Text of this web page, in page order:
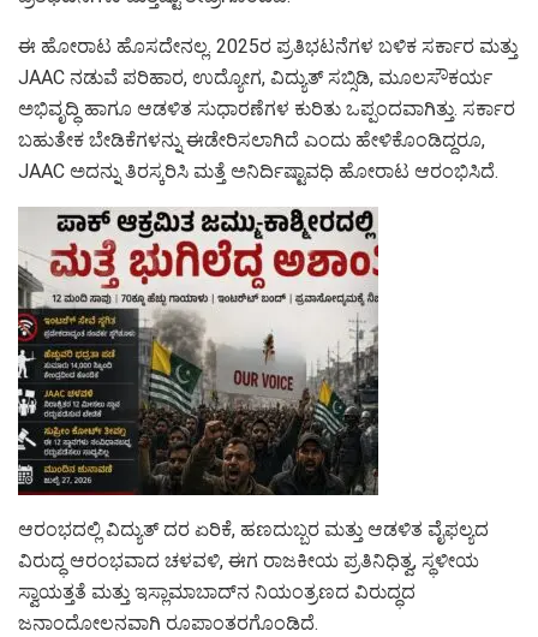
ಈ ಹೋರಾಟ ಹೊಸದೇನಲ್ಲ. 2025ರ ಪ್ರತಿಭಟನೆಗಳ ಬಳಿಕ ಸರ್ಕಾರ ಮತ್ತು
JAAC ನಡುವೆ ಪರಿಹಾರ, ಉದ್ಯೋಗ, ವಿದ್ಯುತ್ ಸಬ್ಸಿಡಿ, ಮೂಲಸೌಕರ್ಯ
ಅಭಿವೃದ್ಧಿ ಹಾಗೂ ಆಡಳಿತ ಸುಧಾರಣೆಗಳ ಕುರಿತು ಒಪ್ಪಂದವಾಗಿತ್ತು. ಸರ್ಕಾರ
ಬಹುತೇಕ ಬೇಡಿಕೆಗಳನ್ನು ಈಡೇರಿಸಲಾಗಿದೆ ಎಂದು ಹೇಳಿಕೊಂಡಿದ್ದರೂ,
JAAC ಅದನ್ನು ತಿರಸ್ಕರಿಸಿ ಮತ್ತೆ ಅನಿರ್ದಿಷ್ಟಾವಧಿ ಹೋರಾಟ ಆರಂಭಿಸಿದೆ.
ಆರಂಭದಲ್ಲಿ ವಿದ್ಯುತ್ ದರ ಏರಿಕೆ, ಹಣದುಬ್ಬರ ಮತ್ತು ಆಡಳಿತ ವೈಫಲ್ಯದ
ವಿರುದ್ಧ ಆರಂಭವಾದ ಚಳವಳಿ, ಈಗ ರಾಜಕೀಯ ಪ್ರತಿನಿಧಿತ್ವ, ಸ್ಥಳೀಯ
ಸ್ವಾಯತ್ತತೆ ಮತ್ತು ಇಸ್ಲಾಮಾಬಾದ್‌ನ ನಿಯಂತ್ರಣದ ವಿರುದ್ಧದ
ಜನಾಂದೋಲನವಾಗಿ ರೂಪಾಂತರಗೊಂಡಿದೆ.